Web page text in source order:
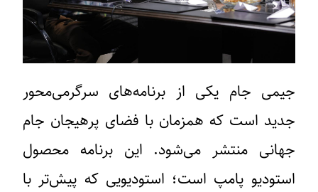
جیمی جام یکی از برنامه‌های سرگرمی‌محور
جدید است که همزمان با فضای پرهیجان جام
جهانی منتشر می‌شود. این برنامه محصول
استودیو پامپ است؛ استودیویی که پیش‌تر با